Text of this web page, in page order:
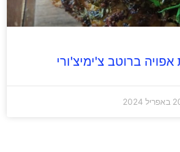
ברוטב צ'ימיצ'ורי